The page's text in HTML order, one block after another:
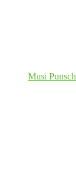
Musi Punsch